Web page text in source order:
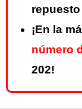
repuesto
¡En la
número
202!